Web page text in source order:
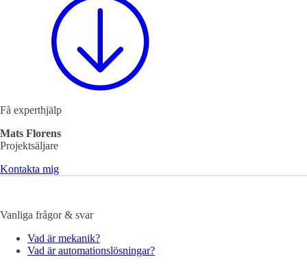
Positionsvisare / Mätklockor
Pulsgivare / EncodersWire-moduler
Motion
Få experthjälp
Mats Florens
Projektsäljare
Kontakta mig
Vanliga frågor & svar
Vad är mekanik?
Vad är automationslösningar?